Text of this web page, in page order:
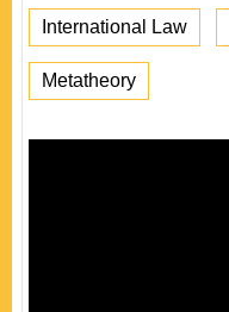
International Law
Metatheory